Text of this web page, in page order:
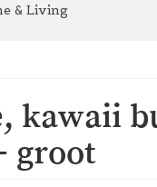
& Living
kawaii
groot